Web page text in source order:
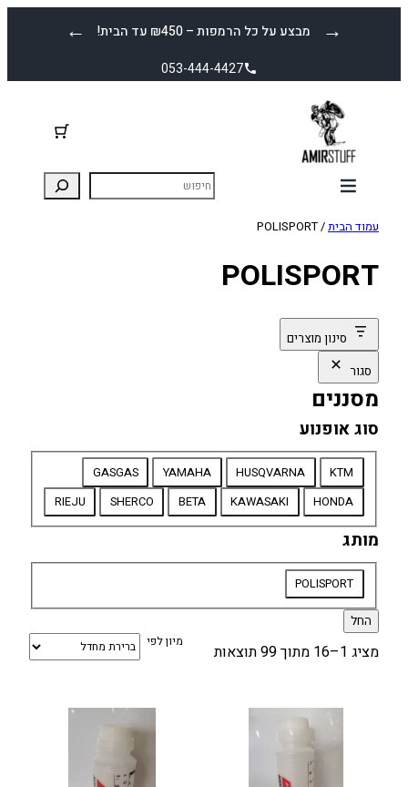
← מבצע על כל הרמפות – ₪450 עד הבית! →
053-444-4427
עמוד הבית/ POLISPORT
POLISPORT
סינון מוצרים
סגור
מסננים
סוג אופנוע
סוג
אופנוע
KTM
HUSQVARNA
YAMAHA
GASGAS
HONDA
KAWASAKI
BETA
SHERCO
RIEJU
מותג
מותג
POLISPORT
החל
מציג 1–16 מתוך 99 תוצאות מיון לפי